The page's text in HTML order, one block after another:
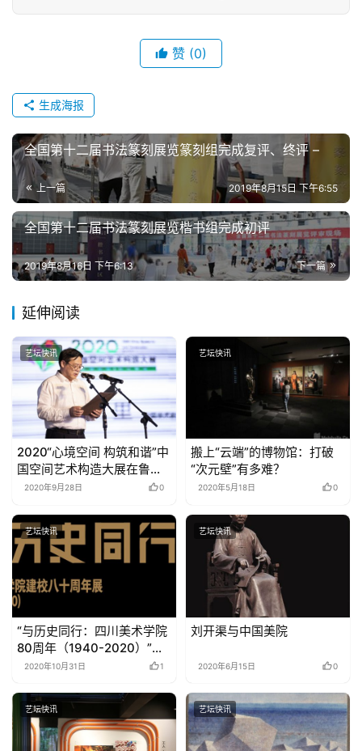
美
术
库
容
易
寫
錯
用
的
體
字
一
百
例
赞 (0)
生成海报
全国第十二届书法篆刻展览篆刻组完成复评、终评 –
上一篇 2019年8月15日 下午6:55
全国第十二届书法篆刻展览楷书组完成初评
下一篇
2019年8月16日 下午6:13
延伸阅读
艺坛快讯
2020“心境空间 构筑和谐”中
国空间艺术构造大展在鲁迅
美术学院举办
2020年9月28日 0
艺坛快讯
搬上“云端”的博物馆：打破
“次元壁”有多难？
2020年5月18日 0
艺坛快讯
“与历史同行：四川美术学院
80周年（1940-2020）”展
览开幕
2020年10月31日 1
艺坛快讯
刘开渠与中国美院
2020年6月15日 0
艺坛快讯 艺坛快讯